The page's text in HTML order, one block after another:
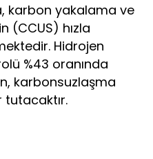
karbon yakalama ve
(CCUS) hızla
Hidrojen
%43 oranında
karbonsuzlaşma